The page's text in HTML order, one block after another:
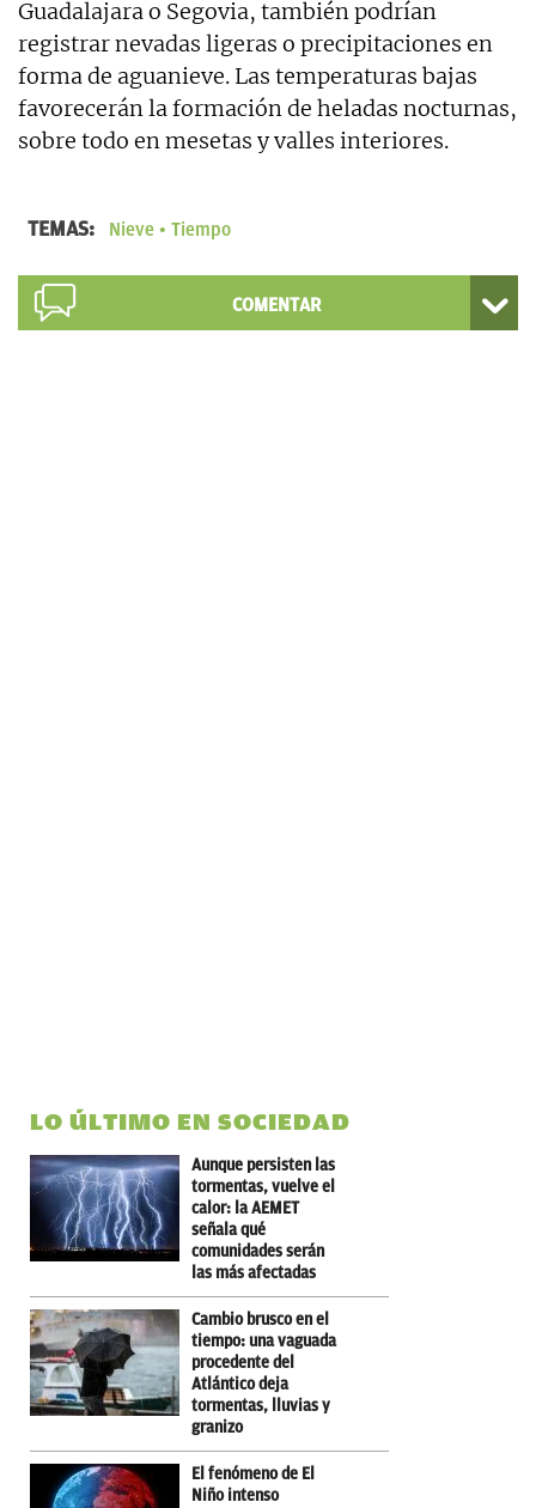
Guadalajara o Segovia, también podrían
registrar nevadas ligeras o precipitaciones en
forma de aguanieve. Las temperaturas bajas
favorecerán la formación de heladas nocturnas,
sobre todo en mesetas y valles interiores.
TEMAS: Nieve Tiempo
COMENTAR
LO ÚLTIMO EN SOCIEDAD
Aunque persisten las
tormentas, vuelve el
calor: la AEMET
señala qué
comunidades serán
las más afectadas
Cambio brusco en el
tiempo: una vaguada
procedente del
Atlántico deja
tormentas, lluvias y
granizo
El fenómeno de El
Niño intenso